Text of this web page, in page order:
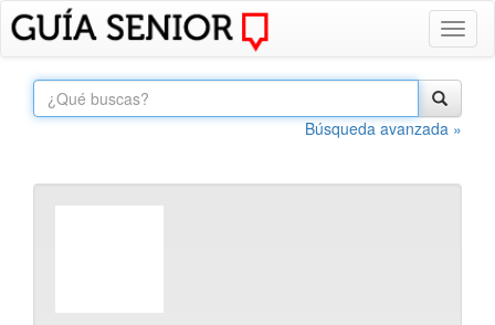
Búsqueda avanzada »